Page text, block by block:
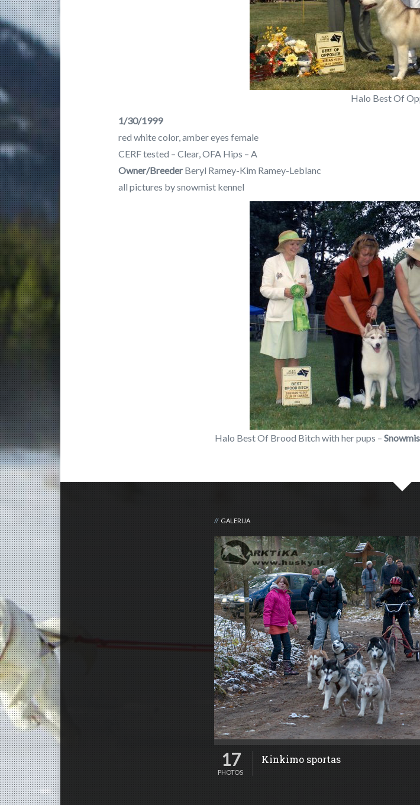
Halo Best Of
1/30/1999
red white color, amber eyes female
CERF tested – Clear, OFA Hips – A
Owner/BreederBeryl Ramey-Kim Ramey-Leblanc
all pictures by snowmist kennel
Halo Best Of Brood Bitch with her pups –
GALERIJA
17
PHOTOS
Kinkimo sportas